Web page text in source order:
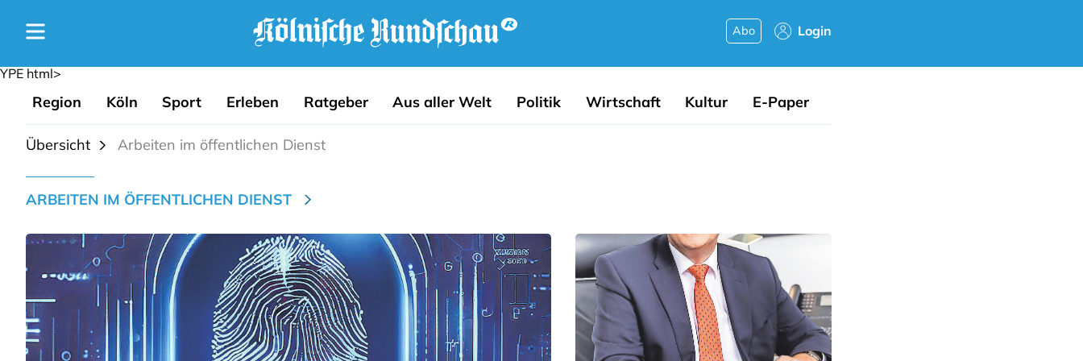
YPE html>
Region Köln Sport Erleben Ratgeber Aus aller Welt Politik Wirtschaft Kultur E-Paper
Abo Login
Übersicht Arbeiten im öffentlichen Dienst
ARBEITEN IM ÖFFENTLICHEN DIENST